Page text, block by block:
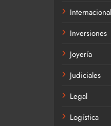
Internacional
Inversiones
Joyería
Judiciales
Legal
Logística